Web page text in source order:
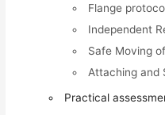
Flange
Independent
Safe Moving
Attaching and
Practical